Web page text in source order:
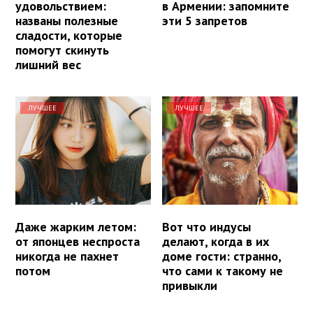
удовольствием:
названы полезные
сладости, которые
помогут скинуть
лишний вес
в Армении: запомните
эти 5 запретов
ЛУЧШЕЕ
Даже жарким летом:
от японцев неспроста
никогда не пахнет
потом
ЛУЧШЕЕ
Вот что индусы
делают, когда в их
доме гости: странно,
что сами к такому не
привыкли